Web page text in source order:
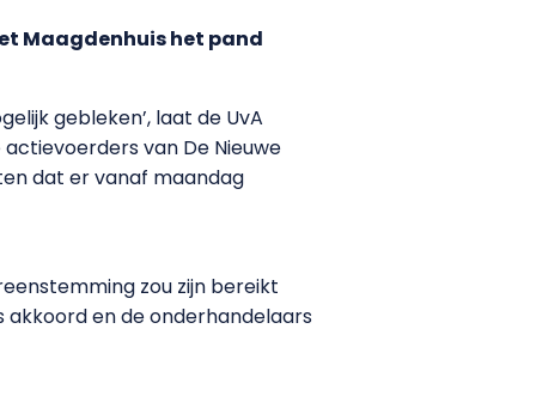
Maagdenhuis het pand
gebleken’, laat de UvA
van De Nieuwe
dat er vanaf maandag
zou zijn bereikt
akkoord en de onderhandelaars